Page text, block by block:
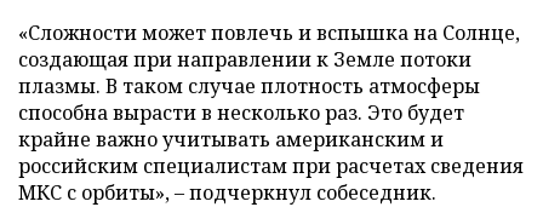
«Сложности может повлечь и вспышка на Солнце,
создающая при направлении к Земле потоки
плазмы. В таком случае плотность атмосферы
способна вырасти в несколько раз. Это будет
крайне важно учитывать американским и
российским специалистам при расчетах сведения
МКС с орбиты», – подчеркнул собеседник.